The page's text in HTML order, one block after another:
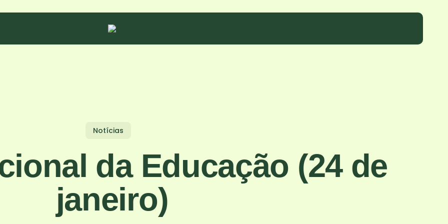
Notícias
da Educação (24 de
janeiro)